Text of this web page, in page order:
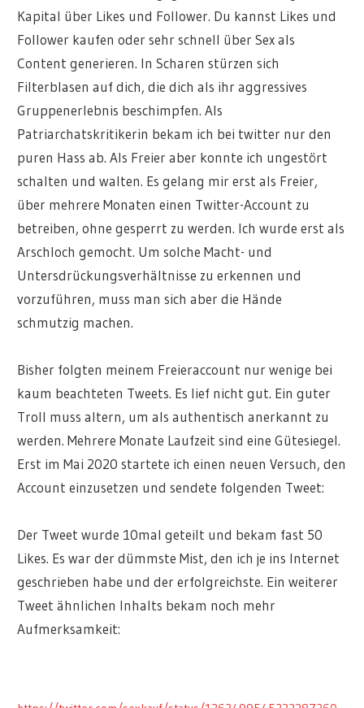
Kapital über Likes und Follower. Du kannst Likes und
Follower kaufen oder sehr schnell über Sex als
Content generieren. In Scharen stürzen sich
Filterblasen auf dich, die dich als ihr aggressives
Gruppenerlebnis beschimpfen. Als
Patriarchatskritikerin bekam ich bei twitter nur den
puren Hass ab. Als Freier aber konnte ich ungestört
schalten und walten. Es gelang mir erst als Freier,
über mehrere Monaten einen Twitter-Account zu
betreiben, ohne gesperrt zu werden. Ich wurde erst als
Arschloch gemocht. Um solche Macht- und
Untersdrückungsverhältnisse zu erkennen und
vorzuführen, muss man sich aber die Hände
schmutzig machen.
Bisher folgten meinem Freieraccount nur wenige bei
kaum beachteten Tweets. Es lief nicht gut. Ein guter
Troll muss altern, um als authentisch anerkannt zu
werden. Mehrere Monate Laufzeit sind eine Gütesiegel.
Erst im Mai 2020 startete ich einen neuen Versuch, den
Account einzusetzen und sendete folgenden Tweet:
Der Tweet wurde 10mal geteilt und bekam fast 50
Likes. Es war der dümmste Mist, den ich je ins Internet
geschrieben habe und der erfolgreichste. Ein weiterer
Tweet ähnlichen Inhalts bekam noch mehr
Aufmerksamkeit: